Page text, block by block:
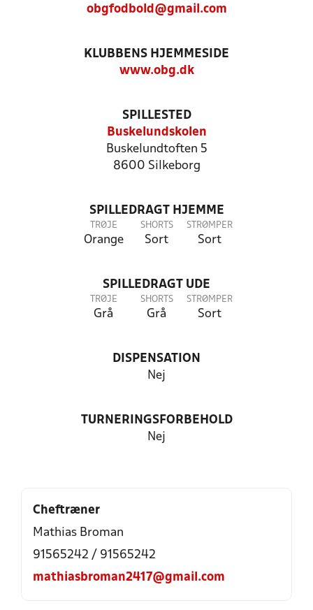
obgfodbold@gmail.com
KLUBBENS HJEMMESIDE
www.obg.dk
SPILLESTED
Buskelundskolen
Buskelundtoften 5
8600 Silkeborg
SPILLEDRAGT HJEMME
TRØJE
Orange
SHORTS
Sort
STRØMPER
Sort
SPILLEDRAGT UDE
TRØJE
Grå
SHORTS
Grå
STRØMPER
Sort
DISPENSATION
Nej
TURNERINGSFORBEHOLD
Nej
Cheftræner
Mathias Broman
91565242 / 91565242
mathiasbroman2417@gmail.com